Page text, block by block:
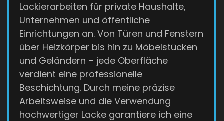
Lackierarbeiten für private Haushalte,
Unternehmen und öffentliche
Einrichtungen an. Von Türen und Fenstern
über Heizkörper bis hin zu Möbelstücken
und Geländern – jede Oberfläche
verdient eine professionelle
Beschichtung. Durch meine präzise
Arbeitsweise und die Verwendung
hochwertiger Lacke garantiere ich eine